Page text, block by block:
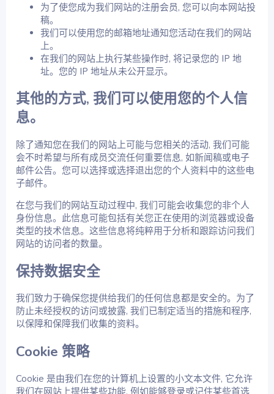
为了使您成为我们网站的注册会员, 您可以向本网站投
稿。
我们可以使用您的邮箱地址通知您活动在我们的网站
上。
在我们的网站上执行某些操作时, 将记录您的 IP 地
址。您的 IP 地址从未公开显示。
其他的方式, 我们可以使用您的个人信
息。
除了通知您在我们的网站上可能与您相关的活动, 我们可能
会不时希望与所有成员交流任何重要信息, 如新闻稿或电子
邮件公告。您可以选择或选择退出您的个人资料中的这些电
子邮件。
在您与我们的网站互动过程中, 我们可能会收集您的非个人
身份信息。此信息可能包括有关您正在使用的浏览器或设备
类型的技术信息。这些信息将纯粹用于分析和跟踪访问我们
网站的访问者的数量。
保持数据安全
我们致力于确保您提供给我们的任何信息都是安全的。为了
防止未经授权的访问或披露, 我们已制定适当的措施和程序,
以保障和保障我们收集的资料。
Cookie 策略
Cookie 是由我们在您的计算机上设置的小文本文件, 它允许
我们在网站上提供某些功能, 例如能够登录或记住某些首选